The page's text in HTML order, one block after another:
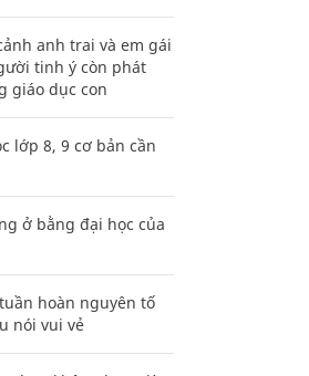
anh trai và em gái
tinh ý còn phát
giáo dục con
lớp 8, 9 cơ bản cần
ở bằng đại học của
hoàn nguyên tố
nói vui vẻ